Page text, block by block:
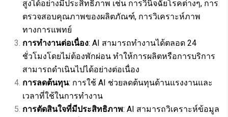
สูงได้อย่างมีประสิทธิภาพ เช่น การวินิจฉัยโรคต่างๆ, การ
ตรวจสอบคุณภาพของผลิตภัณฑ์, การวิเคราะห์ภาพ
ทางการแพทย์
การทำงานต่อเนื่อง: AI สามารถทำงานได้ตลอด 24
ชั่วโมงโดยไม่ต้องพักผ่อน ทำให้การผลิตหรือการบริการ
สามารถดำเนินไปได้อย่างต่อเนื่อง
การลดต้นทุน: การใช้ AI ช่วยลดต้นทุนด้านแรงงานและ
เวลาที่ใช้ในการทำงาน
การตัดสินใจที่มีประสิทธิภาพ: AI สามารถวิเคราะห์ข้อมูล